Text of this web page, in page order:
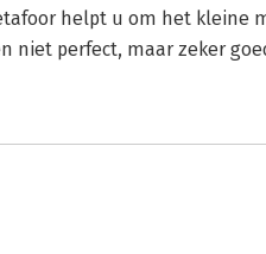
helpt u om het kleine
niet perfect, maar zeker